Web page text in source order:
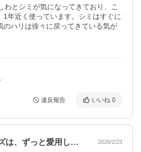
わとシミが気になってきており、こ
1年近く使っています。シミはすぐに
のハリは徐々に戻ってきている気が
違反報告 いいね 0
ニベアメンシリーズは、ずっと愛用してい… 2026/2/23